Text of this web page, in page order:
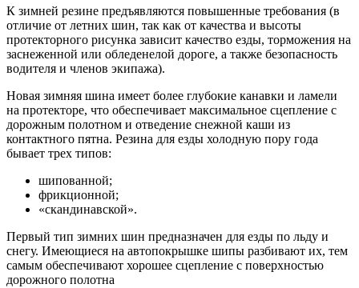
К зимней резине предъявляются повышенные требования (в
отличие от летних шин, так как от качества и высоты
протекторного рисунка зависит качество езды, торможения на
заснеженной или обледенелой дороге, а также безопасность
водителя и членов экипажа).
Новая зимняя шина имеет более глубокие канавки и ламели
на протекторе, что обеспечивает максимальное сцепление с
дорожным полотном и отведение снежной каши из
контактного пятна. Резина для езды холодную пору года
бывает трех типов:
шипованной;
фрикционной;
«скандинавской».
Первый тип зимних шин предназначен для езды по льду и
снегу. Имеющиеся на автопокрышке шипы разбивают их, тем
самым обеспечивают хорошее сцепление с поверхностью
дорожного полотна